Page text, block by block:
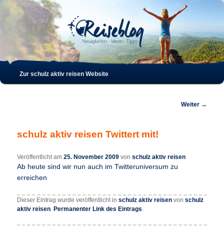
Hauptmenü
Zum
Zum
Zur schulz aktiv reisen Website
Beitrags-
Weiter →
schulz aktiv reisen Twittert mit!
Veröffentlicht am25. November 2009 vonschulz aktiv reisen
Ab heute sind wir nun auch im Twitteruniversum zu
erreichen
Dieser Eintrag wurde veröffentlicht inschulz aktiv reisen vonschulz
aktiv reisen. Permanenter Link des Eintrags.